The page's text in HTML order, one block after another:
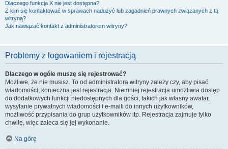
Dlaczego funkcja X nie jest dostępna?
Z kim się kontaktować w sprawach nadużyć lub zagadnień prawnych związanych z tą
witryną?
Jak nawiązać kontakt z administratorem witryny?
Problemy z logowaniem i rejestracją
Dlaczego w ogóle muszę się rejestrować?
Możliwe, że nie musisz. To od administratora witryny zależy czy, aby pisać
wiadomości, konieczna jest rejestracja. Niemniej rejestracja umożliwia dostęp
do dodatkowych funkcji niedostępnych dla gości, takich jak własny awatar,
wysyłanie prywatnych wiadomości i e-maili do innych użytkowników,
możliwość przypisania do grup użytkowników itp. Rejestracja zajmuje tylko
chwilę, więc zaleca się jej wykonanie.
Na górę